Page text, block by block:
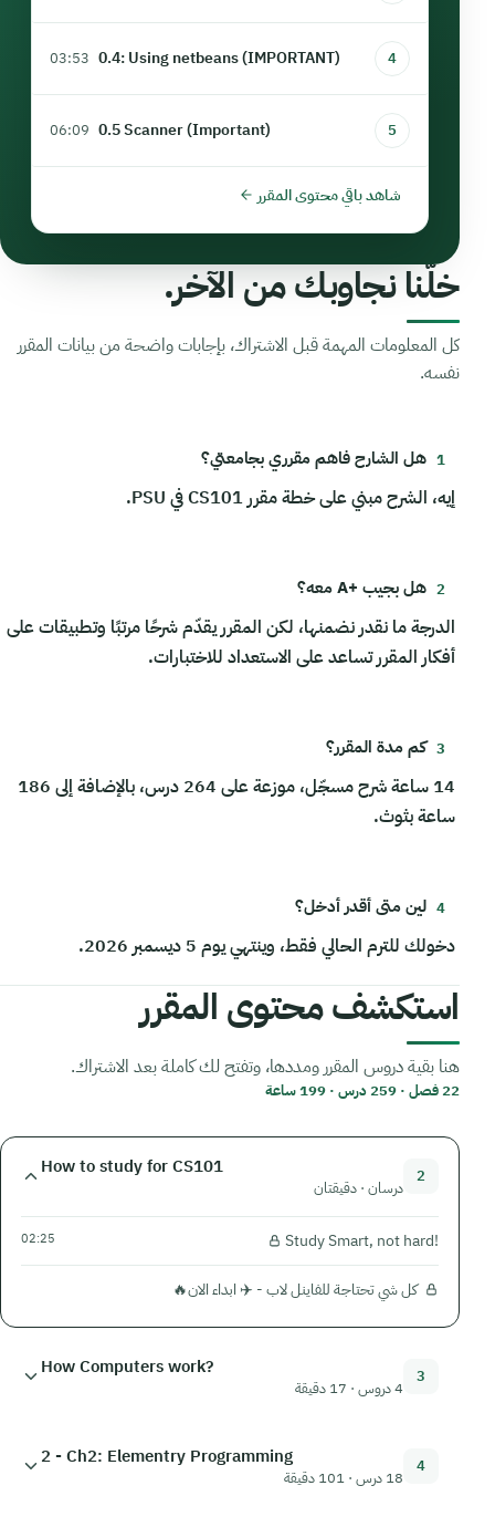
4
0.4: Using netbeans (IMPORTANT)
03:53
5
0.5 Scanner (Important)
06:09
شاهد باقي محتوى المقرر
خلّنا نجاوبك من الآخر.
كل المعلومات المهمة قبل الاشتراك، بإجابات واضحة من بيانات المقرر
نفسه.
هل الشارح فاهم مقرري بجامعتي؟
إيه، الشرح مبني على خطة مقرر CS101 في PSU.
هل بجيب +A معه؟
الدرجة ما نقدر نضمنها، لكن المقرر يقدّم شرحًا مرتبًا وتطبيقات على
أفكار المقرر تساعد على الاستعداد للاختبارات.
كم مدة المقرر؟
14 ساعة شرح مسجّل، موزعة على 264 درس، بالإضافة إلى 186
ساعة بثوث.
لين متى أقدر أدخل؟
دخولك للترم الحالي فقط، وينتهي يوم 5 ديسمبر 2026.
استكشف محتوى المقرر
هنا بقية دروس المقرر ومددها، وتفتح لك كاملة بعد الاشتراك.
22 فصل · 259 درس · 199 ساعة
2
How to study for CS101
درسان · دقيقتان
Study Smart, not hard!
02:25
كل شي تحتاجة للفاينل لاب - ✈️ ابداء الان🔥
3
How Computers work?
4 دروس · 17 دقيقة
4
2 - Ch2: Elementry Programming
18 درس · 101 دقيقة